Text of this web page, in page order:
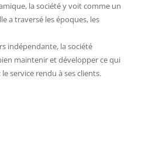
la société y voit comme un
a traversé les époques, les
indépendante, la société
maintenir et développer ce qui
service rendu à ses clients.